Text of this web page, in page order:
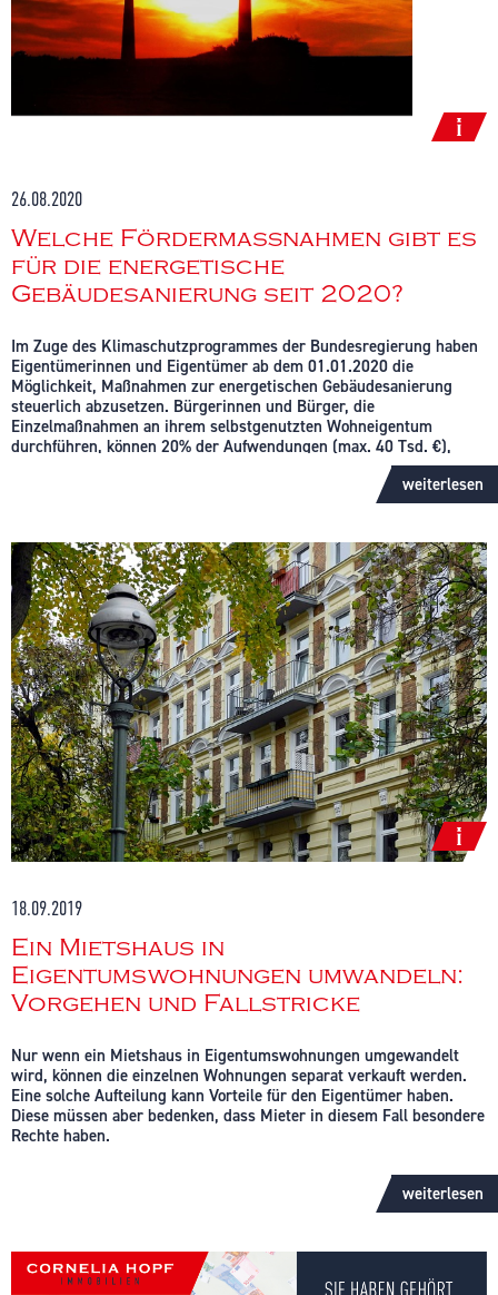
26.08.2020
Welche Fördermaßnahmen gibt es
für die energetische
Gebäudesanierung seit 2020?
Im Zuge des Klimaschutzprogrammes der Bundesregierung haben
Eigentümerinnen und Eigentümer ab dem 01.01.2020 die
Möglichkeit, Maßnahmen zur energetischen Gebäudesanierung
steuerlich abzusetzen. Bürgerinnen und Bürger, die
Einzelmaßnahmen an ihrem selbstgenutzten Wohneigentum
durchführen, können 20% der Aufwendungen (max. 40 Tsd. €),
verteilt über 3 Jahre, steuermindernd geltend machen. Bei
energetischer Baubegleitung und Fachplanung sind sogar bis zu
50% der anfallenden Kosten abzugsfähig. Das Wohngebäude muss
Zu den Einzelmaßnahmen zählen:
Wärmedämmung von Wänden
Wärmedämmung von Dachflächen
Wärmedämmung von Geschossdecken
Erneuerung von Fenstern oder Außentüren
Erneuerung oder Einbau einer Lüftungsanlage
Erneuerung der Heizungsanlage
Einbau von digitalen Systemen zur energetischen Betriebs-
und Verbrauchsoptimierung
Optimierung bestehender Heizungsanlagen
Die genauen Anforderungen richten sich nach der „Energetischen
Sanierungsmaßnahmen-Verordnung“. Genaue Informationen finden
Sie unter folgendem Link:http://www.gesetze-im-
Quelle:
https://www.bundesfinanzministerium.de/Content/DE/
02-07-steuerliche-foerderung-energetischer-
gebaeudesanierungen.html
weiterlesen
18.09.2019
Ein Mietshaus in
Eigentumswohnungen umwandeln:
Vorgehen und Fallstricke
Nur wenn ein Mietshaus in Eigentumswohnungen umgewandelt
wird, können die einzelnen Wohnungen separat verkauft werden.
Eine solche Aufteilung kann Vorteile für den Eigentümer haben.
Diese müssen aber bedenken, dass Mieter in diesem Fall besondere
Rechte haben.
Hier geht es zum Artikel und zum aktuellen Newsletter weiterlesen